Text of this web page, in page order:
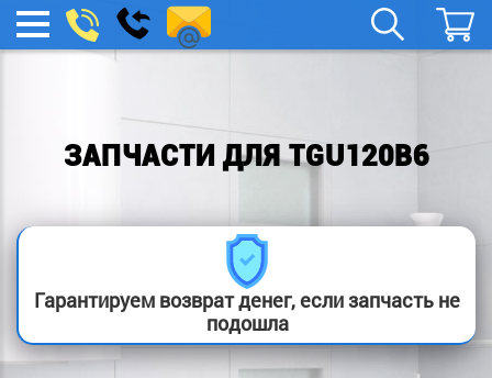
МЕНЮ
boylera@yandex.ru
Заказать
звонок
ЗАПЧАСТИ ДЛЯ TGU120B6
Гарантируем возврат денег, если запчасть не
подошла